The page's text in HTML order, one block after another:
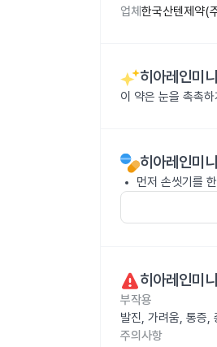
업체 한국산텐제약(
히아레인미
이 약은 눈을 촉촉
히아레인미
먼저 손씻기를
히아레인미
부작용
발진, 가려움, 통증,
주의사항